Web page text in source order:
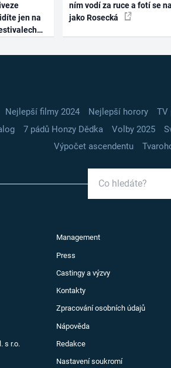
jen na
ním vodí za ruce a fotí se
jako Rosecká
Nejlepší filmy 2024 Nejlepší horory TV
7 pádů Honzy Dědka Volby 2025
Výpočet ascendentu
Management
Press
Castingy a výzvy
Kontakty
Zpracování osobních údajů
Nápověda
s r.o. Redakce
Nastavení soukromí